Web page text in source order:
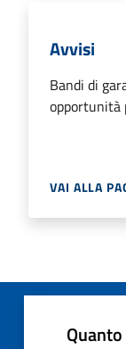
Avvisi
Bandi di
opportunità
VAI ALLA